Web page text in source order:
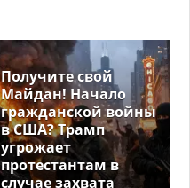
Получите свой
Майдан! Начало
гражданской войны
в США? Трамп
угрожает
протестантам в
случае захвата